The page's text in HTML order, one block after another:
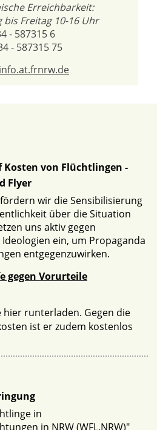
Erreichbarkeit:
bis Freitag 10-16 Uhr
- 587315 6
- 587315 75
info.at.frnrw.de
Kosten von Flüchtlingen -
Flyer
wir die Sensibilisierung
über die Situation
uns aktiv gegen
ein, um Propaganda
entgegenzuwirken.
gegen Vorurteile
hier runterladen. Gegen die
ist er zudem kostenlos
in
in NRW (WFL.NRW)"